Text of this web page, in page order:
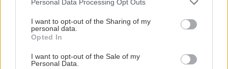
not limited to your visit or usage behaviour. You may click to
grant or deny consent to Google and its third-party tags to
use your data for below specified purposes in below Google
consent section.
Personal Data Processing Opt Outs
I want to opt-out of the Sharing of my
personal data.
Opted In
I want to opt-out of the Sale of my
Personal Data.